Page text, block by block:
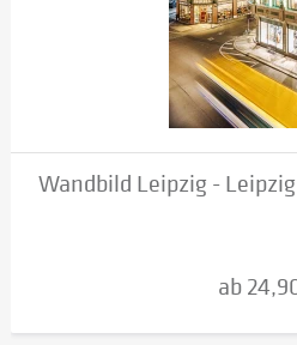
Wandbild Leipzig -
ab